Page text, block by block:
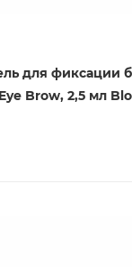
для фиксации
Brow, 2,5 мл